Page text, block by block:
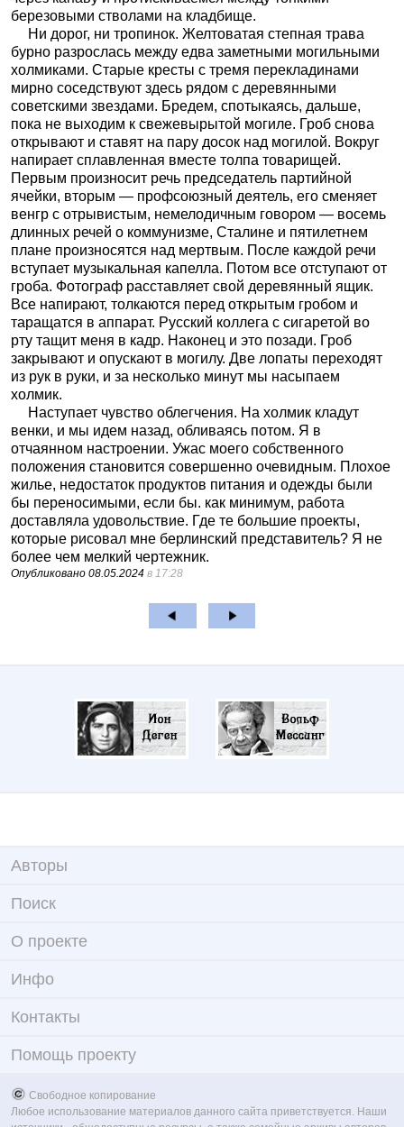
березовыми стволами на кладбище.
Ни дорог, ни тропинок. Желтоватая степная трава
бурно разрослась между едва заметными могильными
холмиками. Старые кресты с тремя перекладинами
мирно соседствуют здесь рядом с деревянными
советскими звездами. Бредем, спотыкаясь, дальше,
пока не выходим к свежевырытой могиле. Гроб снова
открывают и ставят на пару досок над могилой. Вокруг
напирает сплавленная вместе толпа товарищей.
Первым произносит речь председатель партийной
ячейки, вторым — профсоюзный деятель, его сменяет
венгр с отрывистым, немелодичным говором — восемь
длинных речей о коммунизме, Сталине и пятилетнем
плане произносятся над мертвым. После каждой речи
вступает музыкальная капелла. Потом все отступают от
гроба. Фотограф расставляет свой деревянный ящик.
Все напирают, толкаются перед открытым гробом и
таращатся в аппарат. Русский коллега с сигаретой во
рту тащит меня в кадр. Наконец и это позади. Гроб
закрывают и опускают в могилу. Две лопаты переходят
из рук в руки, и за несколько минут мы насыпаем
холмик.
Наступает чувство облегчения. На холмик кладут
венки, и мы идем назад, обливаясь потом. Я в
отчаянном настроении. Ужас моего собственного
положения становится совершенно очевидным. Плохое
жилье, недостаток продуктов питания и одежды были
бы переносимыми, если бы. как минимум, работа
доставляла удовольствие. Где те большие проекты,
которые рисовал мне берлинский представитель? Я не
более чем мелкий чертежник.
Опубликовано 08.05.2024 в 17:28
Авторы
Поиск
О проекте
Инфо
Контакты
Помощь проекту
Свободное копирование
Любое использование материалов данного сайта приветствуется. Наши